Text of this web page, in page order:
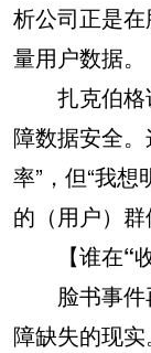
析公司正是
量用户数据。
扎克伯格
障数据安全
率”，但“我
的（用户）群
【谁在“收
脸书事件
障缺失的现实